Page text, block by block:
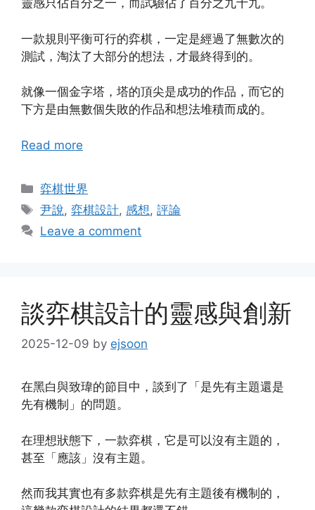
靈感只佔百分之一，而試驗佔了百分之九十九。
一款規則平衡可行的弈棋，一定是經過了無數次的
測試，淘汰了大部分的想法，才最終得到的。
就像一個金字塔，塔的頂尖是成功的作品，而它的
下方是由無數個失敗的作品和想法堆積而成的。
Read more
Categories
弈棋世界
Tags
尹說,弈棋設計, 感想 ,評論
Leave a comment
談弈棋設計的靈感與創新
2025-12-09 by ejsoon
在黑白與致瑋的節目中，談到了「是先有主題還是
先有機制」的問題。
在理想狀態下，一款弈棋，它是可以沒有主題的，
甚至「應該」沒有主題。
然而我其實也有多款弈棋是先有主題後有機制的，